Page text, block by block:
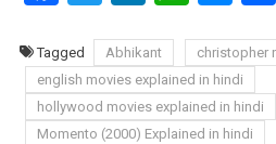
Tagged Abhikant
christopher
english movies explained in hindi
hollywood movies explained in hindi
Momento (2000) Explained in hindi